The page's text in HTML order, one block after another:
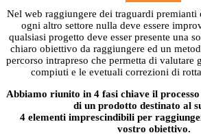
Nel web raggiungere dei traguardi premianti
ogni altro settore nulla deve essere
qualsiasi progetto deve esser presente una
chiaro obiettivo da raggiungere ed un
percorso intrapreso che permetta di valutare
compiuti e le evetuali correzioni di
Abbiamo riunito in 4 fasi chiave il
di un prodotto destinato al
4 elementi imprescindibili per
vostro obiettivo.